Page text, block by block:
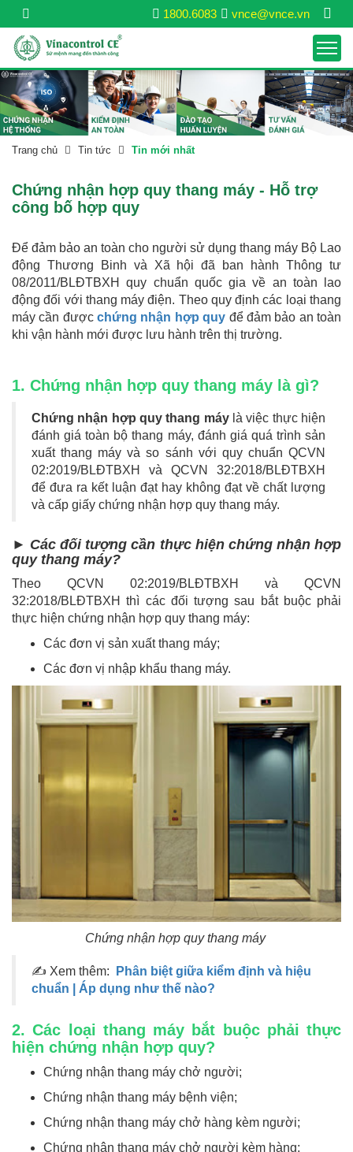
vnce@vnce.vn
1800.6083
Trang chủ Tin tức Tin mới nhất
Chứng nhận hợp quy thang máy - Hỗ trợ
công bố hợp quy
Để đảm bảo an toàn cho người sử dụng thang máy Bộ Lao
động Thương Binh và Xã hội đã ban hành Thông tư
08/2011/BLĐTBXH quy chuẩn quốc gia về an toàn lao
động đối với thang máy điện. Theo quy định các loại thang
máy cần đượcchứng nhận hợp quy để đảm bảo an toàn
khi vận hành mới được lưu hành trên thị trường.
1. Chứng nhận hợp quy thang máy là gì?
Chứng nhận hợp quy thang máylà việc thực hiện
đánh giá toàn bộ thang máy, đánh giá quá trình sản
xuất thang máy và so sánh với quy chuẩn QCVN
02:2019/BLĐTBXH và QCVN 32:2018/BLĐTBXH
để đưa ra kết luận đạt hay không đạt về chất lượng
và cấp giấy chứng nhận hợp quy thang máy.
► Các đối tượng cần thực hiện chứng nhận hợp
quy thang máy?
Theo QCVN 02:2019/BLĐTBXH và QCVN
32:2018/BLĐTBXH thì các đối tượng sau bắt buộc phải
thực hiện chứng nhận hợp quy thang máy:
Các đơn vị sản xuất thang máy;
Các đơn vị nhập khẩu thang máy.
Chứng nhận hợp quy thang máy
✍ Xem thêm:
Phân biệt giữa kiểm định và hiệu
chuẩn | Áp dụng như thế nào?
2. Các loại thang máy bắt buộc phải thực
hiện chứng nhận hợp quy?
Chứng nhận thang máy chở người;
Chứng nhận thang máy bệnh viện;
Chứng nhận thang máy chở hàng kèm người;
Chứng nhận thang máy chở người kèm hàng;